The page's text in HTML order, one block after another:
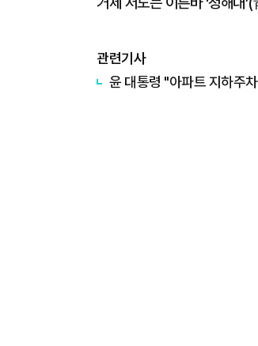
관련기사
윤 대통령 "아파트 지하주